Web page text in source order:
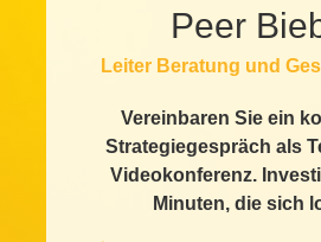
Peer
Leiter Beratung und
Vereinbaren Sie ein
Strategiegespräch als
Videokonferenz.
Minuten, die sich